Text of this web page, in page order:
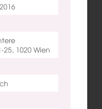
25, 1020 Wien